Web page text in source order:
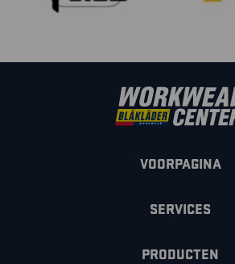
VOORPAGINA
SERVICES
PRODUCTEN